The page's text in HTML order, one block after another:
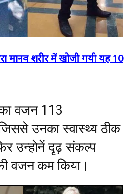
मानव शरीर में खोजी गयी यह 10
वजन 113
उनका स्वास्थ्य ठीक
उन्होनें दृढ़ संकल्प
वजन कम किया।